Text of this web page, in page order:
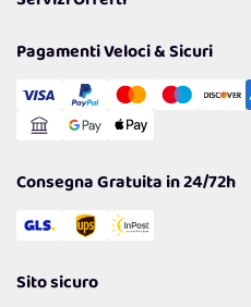
Politiche per la parità di genere
Cookie Policy
Gestisci Cookie
Reso Facile e Veloce
Pagamenti Veloci & Sicuri
Consegna Gratuita in 24/72h
Sito sicuro